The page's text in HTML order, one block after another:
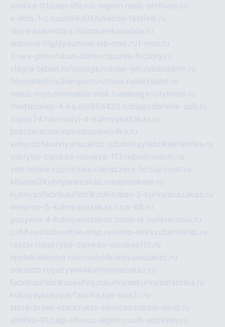
sindika-01.rusp-life.rux-legion.rusib-archives.ru
e-abis-1-c.rusindika01.ruvenda-festival.ru
store-brawlstars.rudooraleksandria.ru
antenna-highly.ru mine-lab-msk.ru1-mus.ru
3-sex-porn.ruban-damn.rupurse-factory.ru
viagra-tablet.rufasbags.ruadler-jun.rubandamn.ru
fincontech.ru3sexporn.ru1mus.rudarksand.ru
rebus-toys.ru minelab-msk.rualabuga-cityhotel.ru
medsprawo-4-ka.ru2864420.rublagodarenie-spb.ru
zajmy24.rutovudyi-4-kuhnyanazakaz.ru
brazzerscom.ru medsprawo4ka.ru
xehyroo5kuhnyanazakaz.rufabrikayfabrikaefabrika.ru
vskrytie-zamkov-moskva-113.rubiletnadom.ru
zed-online.rupimchax.rubrazzers-hd.ruz-host.ru
kitubeu2kuhnyanazakaz.ru naperekate.ru
kuhnyaofabrikaufabrik.rukitubeu-2-kuhnyanazakaz.ru
xehyroo-5-kuhnyanazakaz.rucs-68.ru
guzywia-4-kuhnyanazakaz.ru mir-tk.ruvlknrussia.ru
cs68.ruvladivostok-map.ruvideo-seks.rubankaribi.ru
raszar.ruvskrytie-zamkov-moskva113.ru
lipetsktelecom.rutovudyi4kuhnyanazakaz.ru
seksuzb.ruguzywia4kuhnyanazakaz.ru
fabrikaofabrikaokuhny.rukuhnyaekuhnyaafabrika.ru
kuhnyaykuhnyayfabrika.rue-abis1c.ru
store-brawl-stars.rukts-services.rudark-sand.ru
sindika-01.rusp-life.rux-legion.rusib-archives.ru